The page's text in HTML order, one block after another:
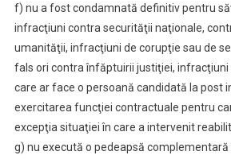
f) nu a fost condamnată definitiv pentru
infracţiuni contra securităţii naţionale,
umanităţii, infracţiuni de corupţie sau de
fals ori contra înfăptuirii justiţiei,
care ar face o persoană candidată la post
exercitarea funcţiei contractuale pentru
excepţia situaţiei în care a intervenit
g) nu execută o pedeapsă